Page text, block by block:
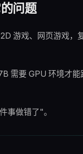
问题
游戏、网页游戏
需要 GPU 环境才
事做错了"。